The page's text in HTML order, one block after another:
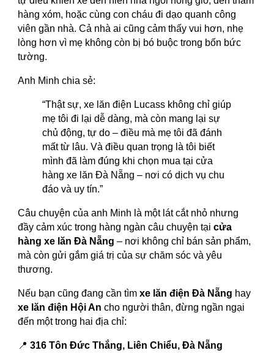
hàng xóm, hoặc cùng con cháu đi dạo quanh công
viên gần nhà. Cả nhà ai cũng cảm thấy vui hơn, nhẹ
lòng hơn vì mẹ không còn bị bó buộc trong bốn bức
tường.
Anh Minh chia sẻ:
“Thật sự, xe lăn điện Lucass không chỉ giúp
mẹ tôi đi lại dễ dàng, mà còn mang lại sự
chủ động, tự do – điều mà mẹ tôi đã đánh
mất từ lâu. Và điều quan trọng là tôi biết
mình đã làm đúng khi chọn mua tại cửa
hàng xe lăn Đà Nẵng – nơi có dịch vụ chu
đáo và uy tín.”
Câu chuyện của anh Minh là một lát cắt nhỏ nhưng
đầy cảm xúc trong hàng ngàn câu chuyện tạicửa
hàng xe lăn Đà Nẵng – nơi không chỉ bán sản phẩm,
mà còn gửi gắm giá trị của sự chăm sóc và yêu
thương.
Nếu bạn cũng đang cần tìmxe lăn điện Đà Nẵng hay
xe lăn điện Hội An cho người thân, đừng ngần ngại
đến một trong hai địa chỉ:
📍316 Tôn Đức Thắng, Liên Chiểu, Đà Nẵng